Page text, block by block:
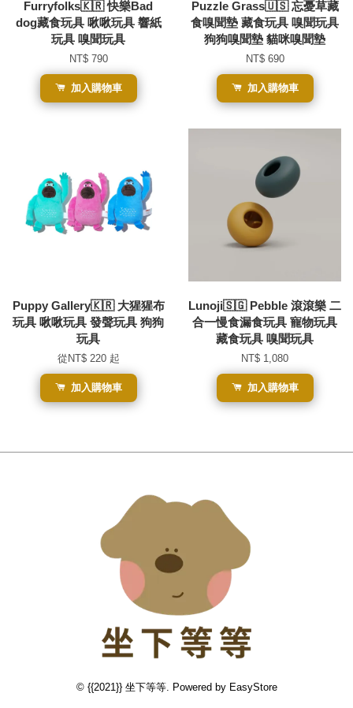
Furryfolks🇰🇷 快樂Bad
dog藏食玩具 啾啾玩具 響紙
玩具 嗅聞玩具
NT$ 790
加入購物車
Puzzle Grass🇺🇸 忘憂草藏
食嗅聞墊 藏食玩具 嗅聞玩具
狗狗嗅聞墊 貓咪嗅聞墊
NT$ 690
加入購物車
Puppy Gallery🇰🇷 大猩猩布
玩具 啾啾玩具 發聲玩具 狗狗
玩具
從 NT$ 220 起
加入購物車
Lunoji🇸🇬 Pebble 滾滾樂 二
合一慢食漏食玩具 寵物玩具
藏食玩具 嗅聞玩具
NT$ 1,080
加入購物車
© {{2021}} 坐下等等. Powered by EasyStore